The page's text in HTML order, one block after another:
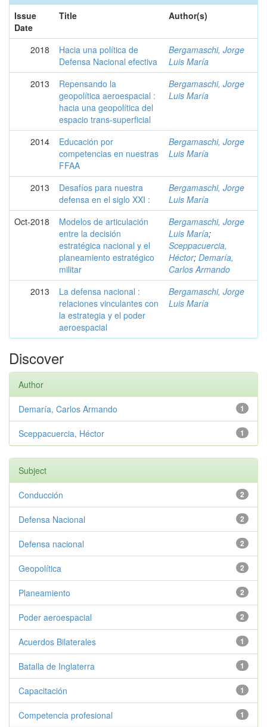
Issue
Date
Title Author(s)
2018
Hacia una política de
Defensa Nacional efectiva
Bergamaschi, Jorge
Luis María
2013
Repensando la
geopolítica aeroespacial :
hacia una geopolítica del
espacio trans-superficial
Bergamaschi, Jorge
Luis María
2014
Educación por
competencias en nuestras
FFAA
Bergamaschi, Jorge
Luis María
2013
Desafíos para nuestra
defensa en el siglo XXI :
Bergamaschi, Jorge
Luis María
Oct-2018
Modelos de articulación
entre la decisión
estratégica nacional y el
planeamiento estratégico
militar
Bergamaschi, Jorge
Luis María;
Sceppacuercia,
Héctor; Demaría,
Carlos Armando
2013
La defensa nacional :
relaciones vinculantes con
la estrategia y el poder
aeroespacial
Bergamaschi, Jorge
Luis María
Discover
Author
1
Demaría, Carlos Armando
1
Sceppacuercia, Héctor
Subject
2
Conducción
2
Defensa Nacional
2
Defensa nacional
2
Geopolítica
2
Planeamiento
2
Poder aeroespacial
1
Acuerdos Bilaterales
1
Batalla de Inglaterra
1
Capacitación
1
Competencia profesional